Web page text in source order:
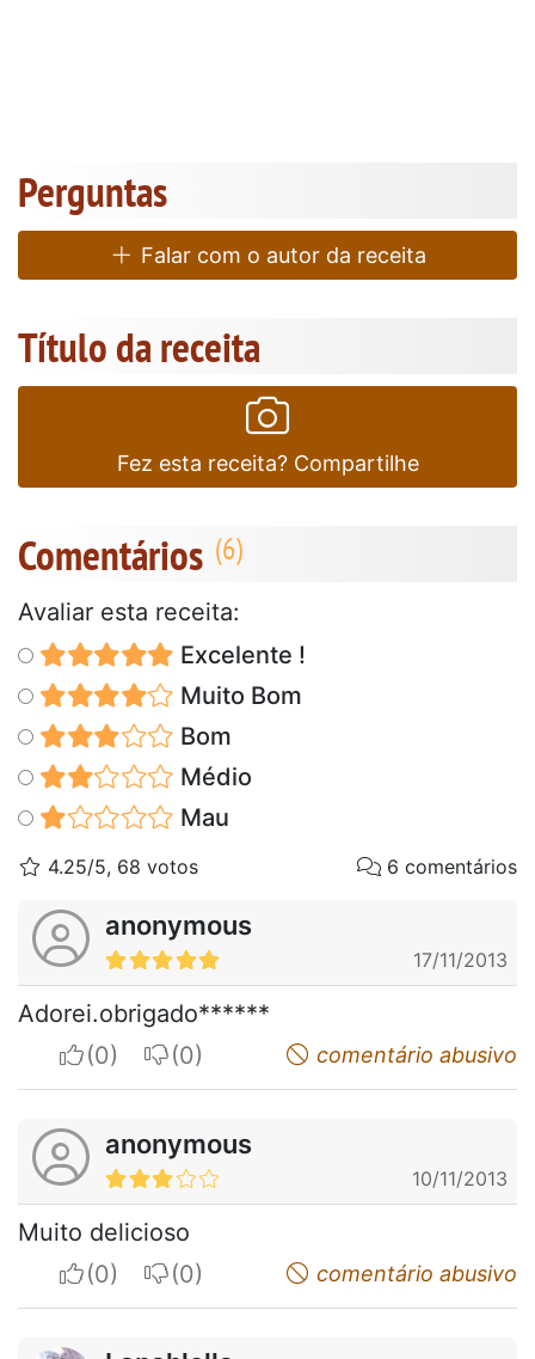
Perguntas
Falar com o autor da receita
Título da receita
Fez esta receita? Compartilhe
Comentários
Avaliar esta receita:
Excelente !
Muito Bom
Bom
Médio
Mau
4.25/5, 68 votos 6 comentários
anonymous
17/11/2013
Adorei.obrigado******
I apreciateI do not appreciatecomentário abusivo
anonymous
10/11/2013
Muito delicioso
I apreciateI do not appreciatecomentário abusivo